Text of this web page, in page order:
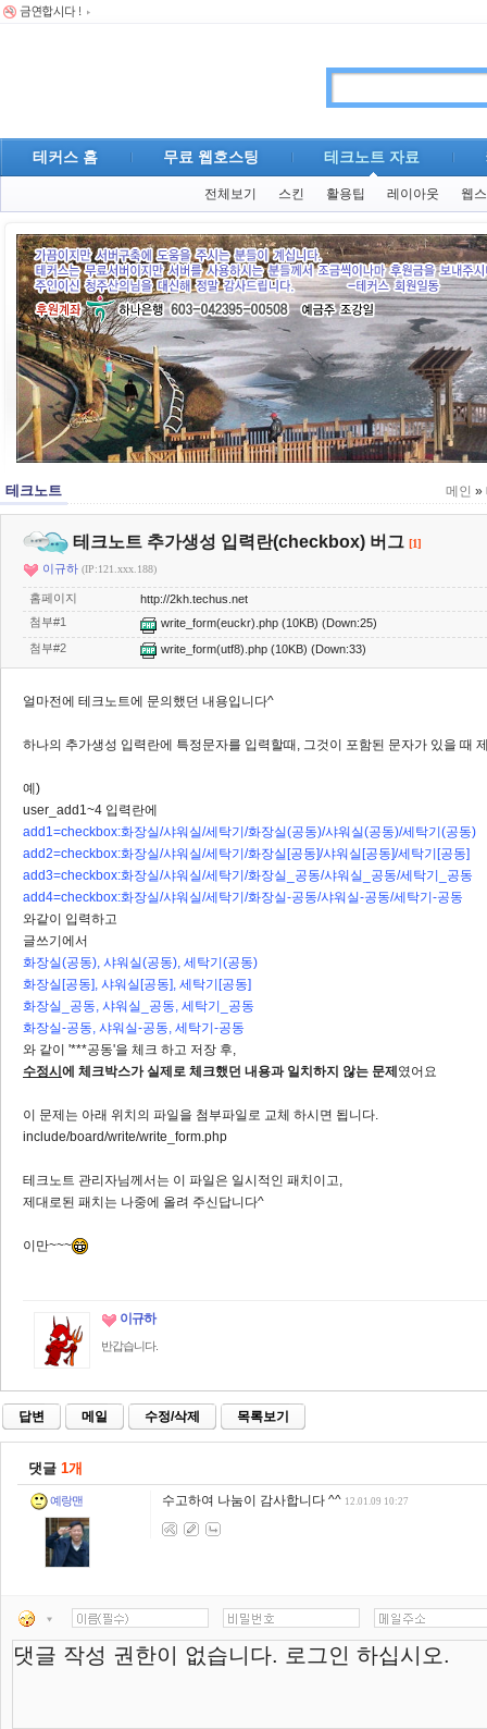
테커스 홈 무료 웹호스팅 테크노트 자료
전체보기 스킨 활용팁 레이아웃 웹
테크노트 메인 »
테크노트 추가생성 입력란(checkbox) 버그 [1]
이규하 (IP:121.xxx.188)
홈페이지
http://2kh.techus.net
첨부#1
write_form(euckr).php (10KB) (Down:25)
첨부#2
write_form(utf8).php (10KB) (Down:33)
얼마전에 테크노트에 문의했던 내용입니다^
하나의 추가생성 입력란에 특정문자를 입력할때, 그것이 포함된 문자가 있을 때
예)
user_add1~4 입력란에
add1=checkbox:화장실/샤워실/세탁기/화장실(공동)/샤워실(공동)/세탁기(공동)
add2=checkbox:화장실/샤워실/세탁기/화장실[공동]/샤워실[공동]/세탁기[공동]
add3=checkbox:화장실/샤워실/세탁기/화장실_공동/샤워실_공동/세탁기_공동
add4=checkbox:화장실/샤워실/세탁기/화장실-공동/샤워실-공동/세탁기-공동
와같이 입력하고
글쓰기에서
화장실(공동), 샤워실(공동), 세탁기(공동)
화장실[공동], 샤워실[공동], 세탁기[공동]
화장실_공동, 샤워실_공동, 세탁기_공동
화장실-공동, 샤워실-공동, 세탁기-공동
와 같이 '***공동'을 체크 하고 저장 후,
수정시에 체크박스가 실제로 체크했던 내용과 일치하지 않는 문제였어요
이 문제는 아래 위치의 파일을 첨부파일로 교체 하시면 됩니다.
include/board/write/write_form.php
테크노트 관리자님께서는 이 파일은 일시적인 패치이고,
제대로된 패치는 나중에 올려 주신답니다^
이만~~~
이규하
반갑습니다.
답변 메일 수정/삭제 목록보기
댓글 1개
예랑맨 수고하여 나눔이 감사합니다 ^^ 12.01.09 10:27